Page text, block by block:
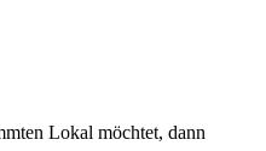
Lokal möchtet, dann